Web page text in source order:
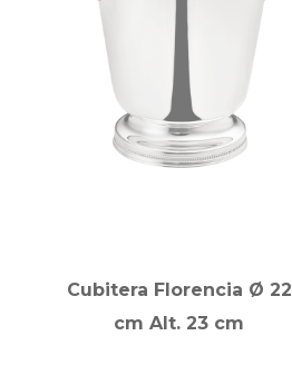
Cubitera Florencia Ø 22
cm Alt. 23 cm